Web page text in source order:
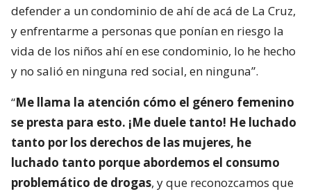
defender a un condominio de ahí de acá de La Cruz,
y enfrentarme a personas que ponían en riesgo la
vida de los niños ahí en ese condominio, lo he hecho
y no salió en ninguna red social, en ninguna”.
“Me llama la atención cómo el género femenino
se presta para esto. ¡Me duele tanto! He luchado
tanto por los derechos de las mujeres, he
luchado tanto porque abordemos el consumo
problemático de drogas, y que reconozcamos que